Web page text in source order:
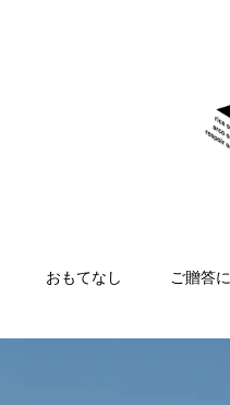
おもてなし ご贈答に